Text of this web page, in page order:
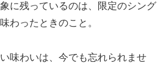
に残っているのは、限定のシング
わったときのこと。
味わいは、今でも忘れられませ